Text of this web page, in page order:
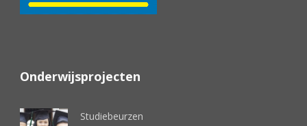
Onderwijsprojecten
Studiebeurzen